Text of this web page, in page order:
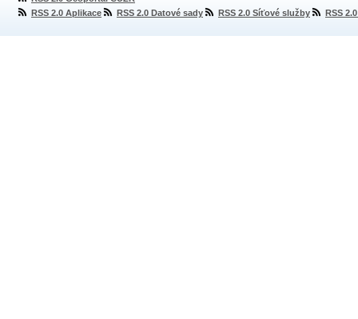
RSS 2.0 Aplikace
RSS 2.0 Datové sady RSS 2.0 Síťové služby RSS